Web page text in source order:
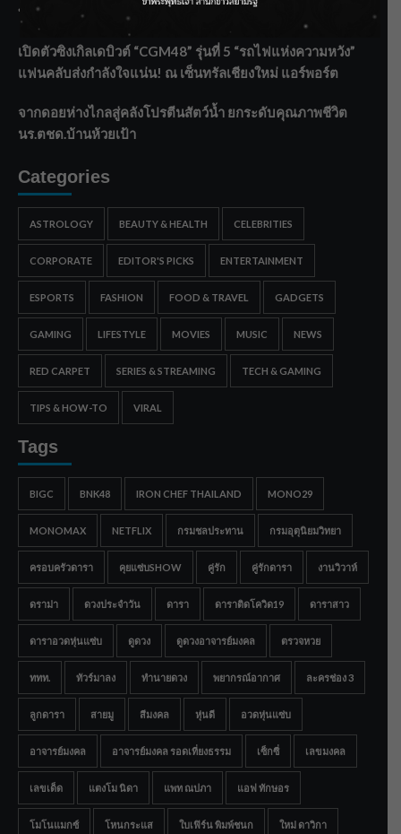
บริหารเชิงรุกลดเสี่ยงน้ำท่วม
เปิดตัวซิงเกิลเดบิวต์ “CGM48” รุ่นที่ 5 “รถไฟแห่งความหวัง”
แฟนคลับส่งกำลังใจแน่น! ณ เซ็นทรัลเชียงใหม่ แอร์พอร์ต
จากดอยห่างไกลสู่คลังโปรตีนสัตว์น้ำ ยกระดับคุณภาพชีวิต
นร.ตชด.บ้านห้วยเป้า
Categories
ASTROLOGY BEAUTY & HEALTH CELEBRITIES
CORPORATE EDITOR'S PICKS ENTERTAINMENT
ESPORTS FASHION FOOD & TRAVEL GADGETS
GAMING LIFESTYLE MOVIES MUSIC NEWS
RED CARPET SERIES & STREAMING TECH & GAMING
TIPS & HOW-TO VIRAL
Tags
BIGC BNK48 IRON CHEF THAILAND MONO29
MONOMAX NETFLIX กรมชลประทาน กรมอุตุนิยมวิทยา
ครอบครัวดารา คุยแซ่บSHOW คู่รัก คู่รักดารา งานวิวาห์
ดราม่า ดวงประจำวัน ดารา ดาราติดโควิด19 ดาราสาว
ดาราอวดหุ่นแซ่บ ดูดวง ดูดวงอาจารย์มงคล ตรวจหวย
ททท. ทัวร์มาลง ทำนายดวง พยากรณ์อากาศ ละครช่อง 3
ลูกดารา สายมู สีมงคล หุ่นดี อวดหุ่นแซ่บ
อาจารย์มงคล อาจารย์มงคล รอดเที่ยงธรรม เซ็กซี่ เลขมงคล
เลขเด็ด แตงโม นิดา แพท ณปภา แอฟ ทักษอร
โมโนแมกซ์ โหนกระแส ใบเฟิร์น พิมพ์ชนก ใหม่ ดาวิกา